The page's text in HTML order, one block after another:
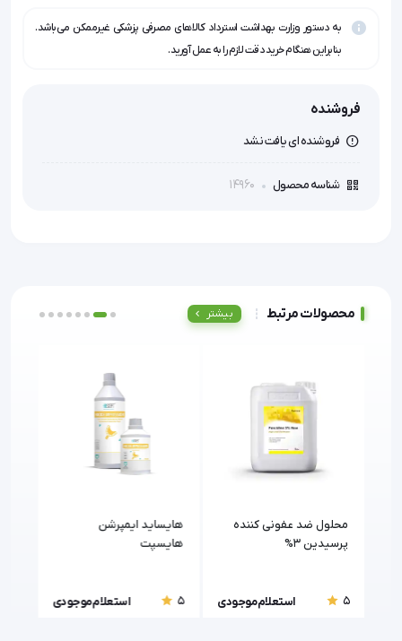
به دستور وزارت بهداشت استرداد کالاهای مصرفی پزشکی غیرممکن می‌باشد.
بنابراین هنگام خرید دقت لازم را به عمل آورید.
فروشنده
فروشنده ای یافت نشد
شناسه محصول 14960
محصولات مرتبط بیشتر
محلول ضد عفونی کننده
پرسیدین 3%
5 استعلام موجودی
هایساید ایمپرشن
هایسپت
5 استعلام موجودی